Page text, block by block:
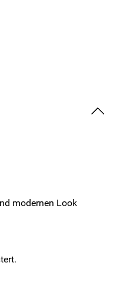
modernen Look